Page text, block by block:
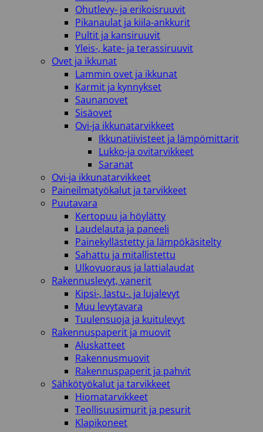
Ohutlevy- ja erikoisruuvit
Pikanaulat ja kiila-ankkurit
Pultit ja kansiruuvit
Yleis-, kate- ja terassiruuvit
Ovet ja ikkunat
Lammin ovet ja ikkunat
Karmit ja kynnykset
Saunanovet
Sisäovet
Ovi-ja ikkunatarvikkeet
Ikkunatiivisteet ja lämpömittarit
Lukko-ja ovitarvikkeet
Saranat
Ovi-ja ikkunatarvikkeet
Paineilmatyökalut ja tarvikkeet
Puutavara
Kertopuu ja höylätty
Laudelauta ja paneeli
Painekyllästetty ja lämpökäsitelty
Sahattu ja mitallistettu
Ulkovuoraus ja lattialaudat
Rakennuslevyt, vanerit
Kipsi-, lastu-. ja lujalevyt
Muu levytavara
Tuulensuoja ja kuitulevyt
Rakennuspaperit ja muovit
Aluskatteet
Rakennusmuovit
Rakennuspaperit ja pahvit
Sähkötyökalut ja tarvikkeet
Hiomatarvikkeet
Teollisuusimurit ja pesurit
Klapikoneet